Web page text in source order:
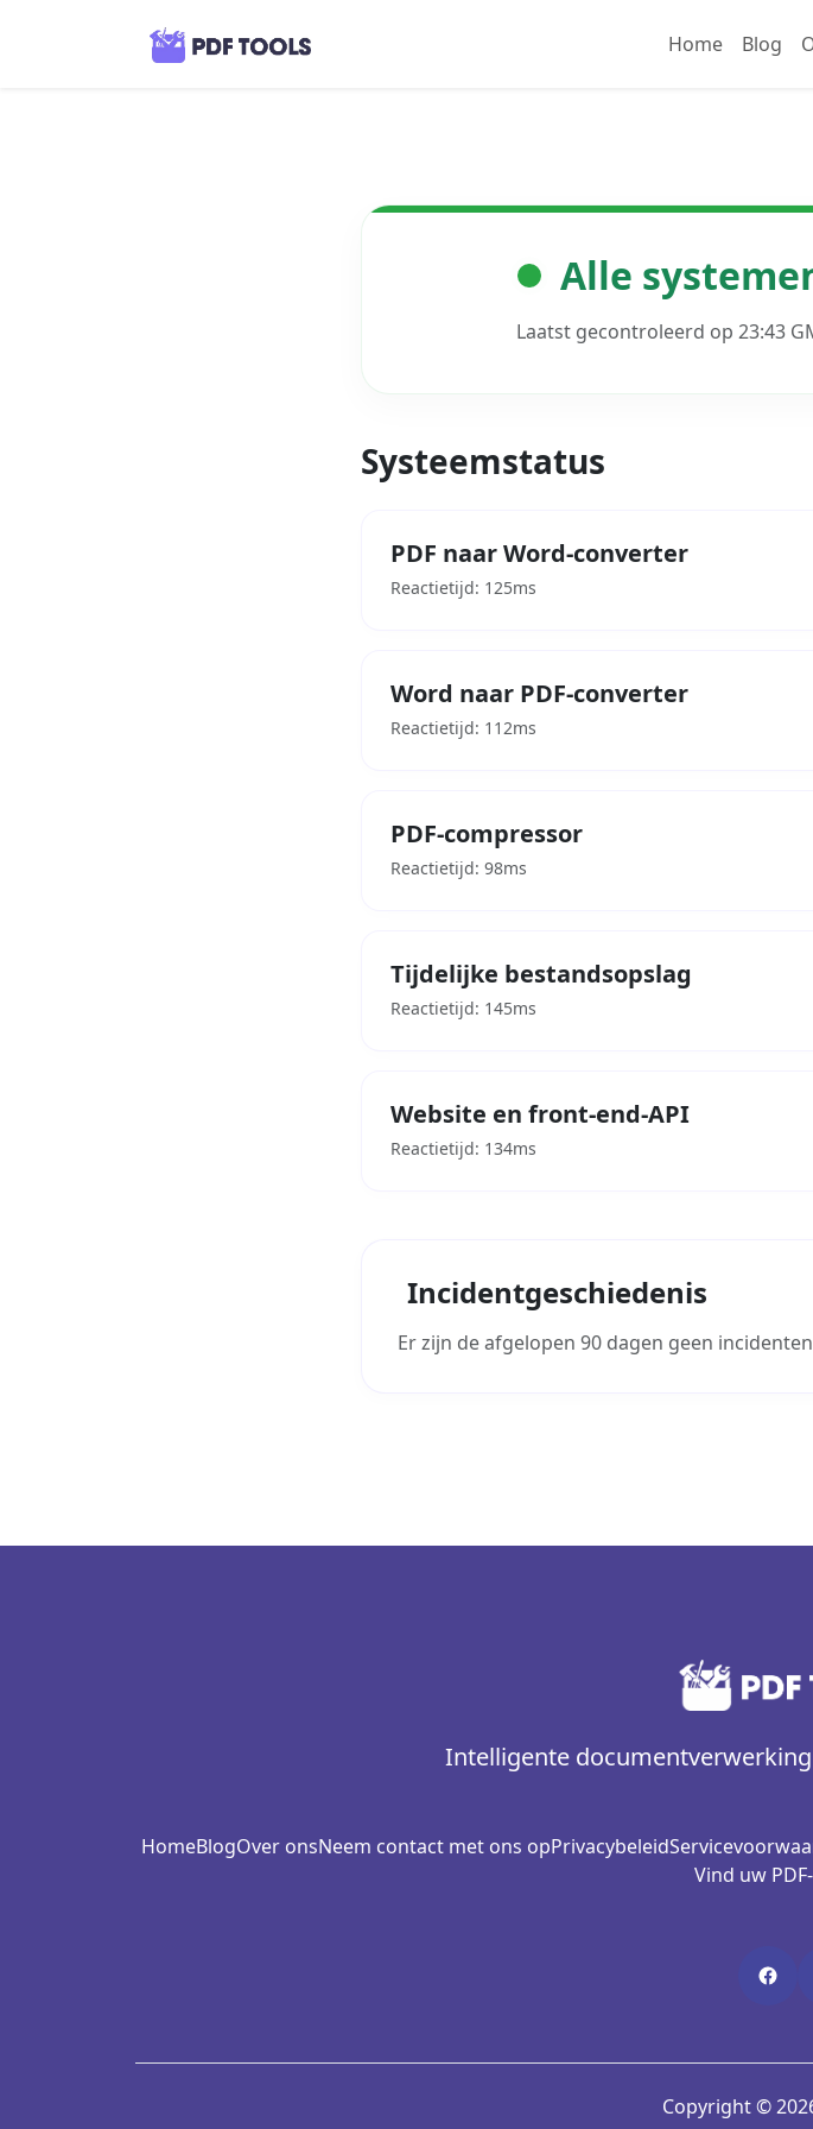
Home Blog
Alle
Laatst gecontroleerd op 23:43
Systeemstatus
PDF naar Word-converter
Reactietijd: 125ms
Word naar PDF-converter
Reactietijd: 112ms
PDF-compressor
Reactietijd: 98ms
Tijdelijke bestandsopslag
Reactietijd: 145ms
Website en front-end-API
Reactietijd: 134ms
Incidentgeschiedenis
Er zijn de afgelopen 90 dagen geen
Intelligente
HomeBlogOver onsNeem contact met ons opPrivacybeleid
Vind uw
Copyright ©